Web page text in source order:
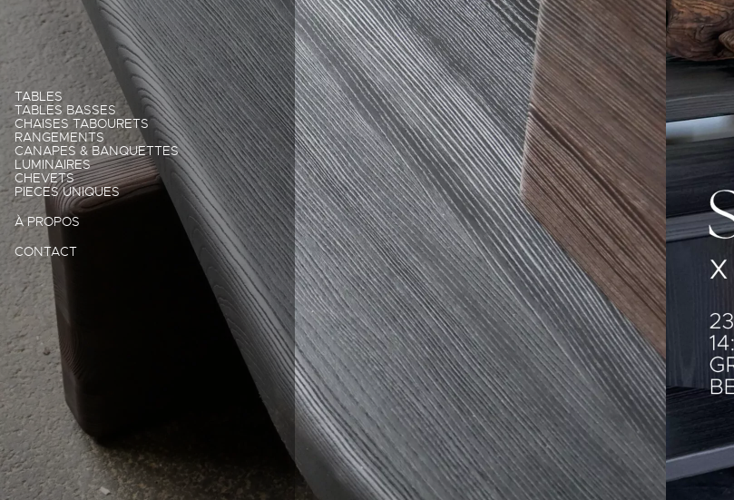
TABLES
TABLES BASSES
CHAISES TABOURETS
RANGEMENTS
CANAPES & BANQUETTES
LUMINAIRES
CHEVETS
PIECES UNIQUES
À PROPOS
CONTACT